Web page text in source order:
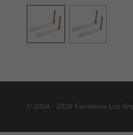
© 2024 - 2026 Ferretería Los